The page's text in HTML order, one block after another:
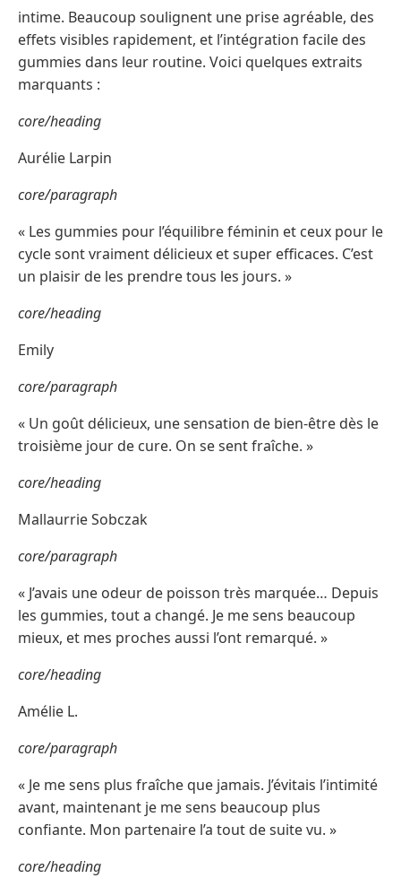
intime. Beaucoup soulignent une prise agréable, des
effets visibles rapidement, et l’intégration facile des
gummies dans leur routine. Voici quelques extraits
marquants :
core/heading
Aurélie Larpin
core/paragraph
« Les gummies pour l’équilibre féminin et ceux pour le
cycle sont vraiment délicieux et super efficaces. C’est
un plaisir de les prendre tous les jours. »
core/heading
Emily
core/paragraph
« Un goût délicieux, une sensation de bien-être dès le
troisième jour de cure. On se sent fraîche. »
core/heading
Mallaurrie Sobczak
core/paragraph
« J’avais une odeur de poisson très marquée… Depuis
les gummies, tout a changé. Je me sens beaucoup
mieux, et mes proches aussi l’ont remarqué. »
core/heading
Amélie L.
core/paragraph
« Je me sens plus fraîche que jamais. J’évitais l’intimité
avant, maintenant je me sens beaucoup plus
confiante. Mon partenaire l’a tout de suite vu. »
core/heading